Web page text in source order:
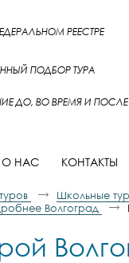
РЕЕСТРЕ
ПОДБОР ТУРА
ДО, ВО ВРЕМЯ И ПОСЛЕ
О НАС КОНТАКТЫ
Школьные
Волгоград